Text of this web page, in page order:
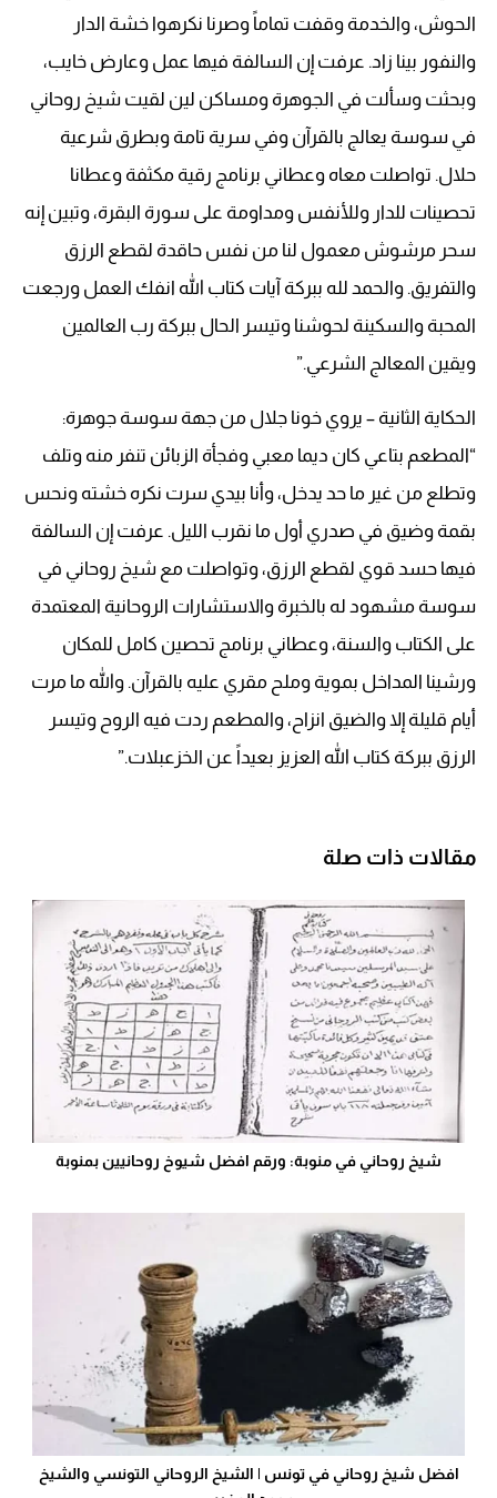
الحوش، والخدمة وقفت تماماً وصرنا نكرهوا خشة الدار
والنفور بينا زاد. عرفت إن السالفة فيها عمل وعارض خايب،
وبحثت وسألت في الجوهرة ومساكن لين لقيت شيخ روحاني
في سوسة يعالج بالقرآن وفي سرية تامة وبطرق شرعية
حلال. تواصلت معاه وعطاني برنامج رقية مكثفة وعطانا
تحصينات للدار وللأنفس ومداومة على سورة البقرة، وتبين إنه
سحر مرشوش معمول لنا من نفس حاقدة لقطع الرزق
والتفريق. والحمد لله ببركة آيات كتاب الله انفك العمل ورجعت
المحبة والسكينة لحوشنا وتيسر الحال ببركة رب العالمين
ويقين المعالج الشرعي.”
الحكاية الثانية – يروي خونا جلال من جهة سوسة جوهرة:
“المطعم بتاعي كان ديما معبي وفجأة الزبائن تنفر منه وتلف
وتطلع من غير ما حد يدخل، وأنا بيدي سرت نكره خشته ونحس
بقمة وضيق في صدري أول ما نقرب الليل. عرفت إن السالفة
فيها حسد قوي لقطع الرزق، وتواصلت مع شيخ روحاني في
سوسة مشهود له بالخبرة والاستشارات الروحانية المعتمدة
على الكتاب والسنة، وعطاني برنامج تحصين كامل للمكان
ورشينا المداخل بموية وملح مقري عليه بالقرآن. والله ما مرت
أيام قليلة إلا والضيق انزاح، والمطعم ردت فيه الروح وتيسر
الرزق ببركة كتاب الله العزيز بعيداً عن الخزعبلات.”
مقالات ذات صلة
شيخ روحاني في منوبة: ورقم افضل شيوخ روحانيين بمنوبة
افضل شيخ روحاني في تونس | الشيخ الروحاني التونسي والشيخ